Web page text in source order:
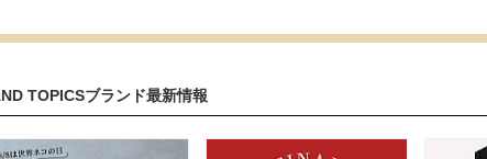
TOPICSブランド最新情報